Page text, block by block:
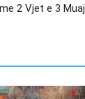
2 Vjet e 3 Muaj